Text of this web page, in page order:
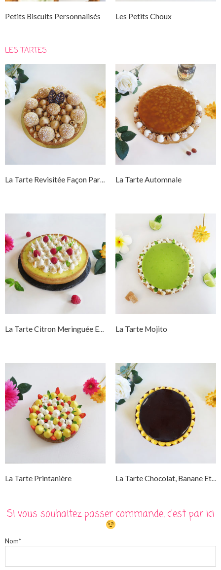
Petits Biscuits Personnalisés Les Petits Choux
LES TARTES
La Tarte Revisitée Façon Paris-Brest La Tarte Automnale
La Tarte Citron Meringuée Et Son Coeur Framboise La Tarte Mojito
La Tarte Printanière La Tarte Chocolat, Banane Et Citron Vert
Si vous souhaitez passer commande, c'est par ici
Nom*